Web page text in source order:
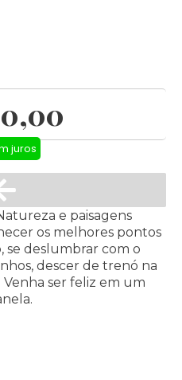
juros
e paisagens
os melhores pontos
se deslumbrar com o
descer de trenó na
ser feliz em um